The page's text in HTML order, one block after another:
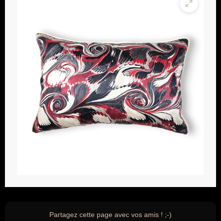
Partagez cette page avec vos amis ! ;-)